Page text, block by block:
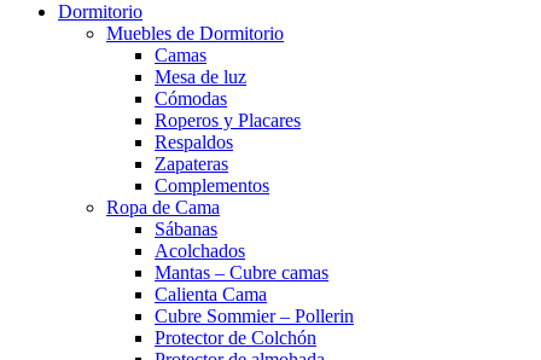
Dormitorio
Muebles de Dormitorio
Camas
Mesa de luz
Cómodas
Roperos y Placares
Respaldos
Zapateras
Complementos
Ropa de Cama
Sábanas
Acolchados
Mantas – Cubre camas
Calienta Cama
Cubre Sommier – Pollerin
Protector de Colchón